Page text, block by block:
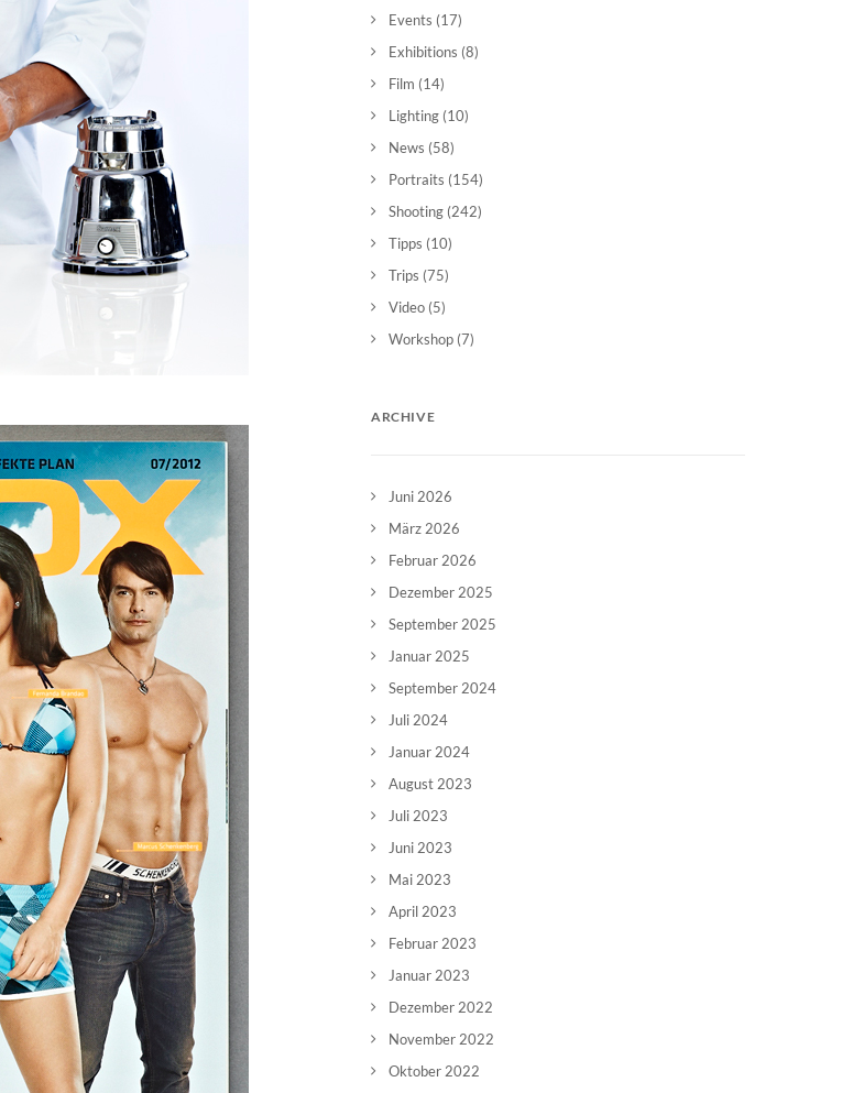
Events (17)
Exhibitions (8)
Film (14)
Lighting (10)
News (58)
Portraits (154)
Shooting (242)
Tipps (10)
Trips (75)
Video (5)
Workshop (7)
ARCHIVE
Juni 2026
März 2026
Februar 2026
Dezember 2025
September 2025
Januar 2025
September 2024
Juli 2024
Januar 2024
August 2023
Juli 2023
Juni 2023
Mai 2023
April 2023
Februar 2023
Januar 2023
Dezember 2022
November 2022
Oktober 2022